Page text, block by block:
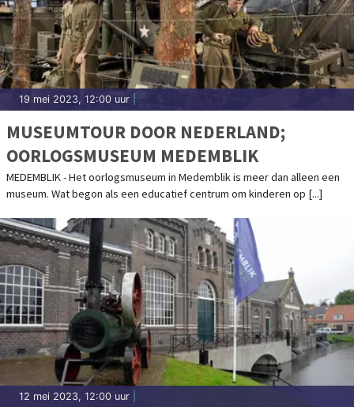
19 mei 2023, 12:00 uur
MUSEUMTOUR DOOR NEDERLAND;
OORLOGSMUSEUM MEDEMBLIK
MEDEMBLIK - Het oorlogsmuseum in Medemblik is meer dan alleen een
museum. Wat begon als een educatief centrum om kinderen op [...]
12 mei 2023, 12:00 uur